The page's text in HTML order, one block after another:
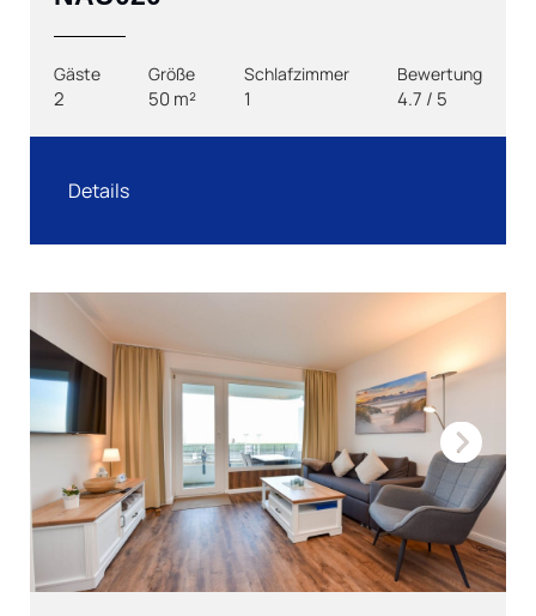
Gäste
2
Größe
50 m²
Schlafzimmer
1
Bewertung
4.7 / 5
Details
Next